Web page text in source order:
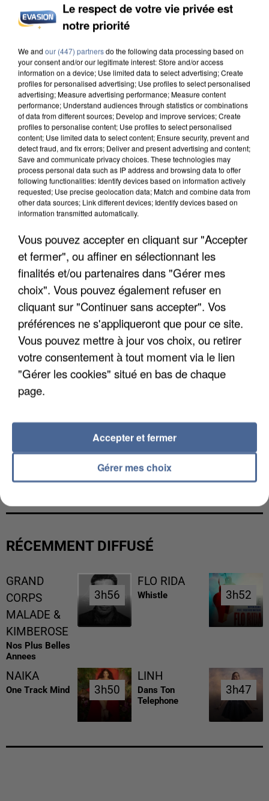
INCENDIES : L’ÎLE-DE-FRANCE LANCE UN ÉLAN
DE SOLIDARITÉ AVEC LES...
APRÈS TOUTES CES CANICULES, LES REFUGES
DE FAUNE SAUVAGE SONT...
L’UN DES FONDATEURS SUPPOSÉS DE LA DZ
MAFIA INTERPELLÉ EN ALGÉRIE
RÉCEMMENT DIFFUSÉ
GRAND
CORPS
MALADE &
KIMBEROSE
Nos Plus Belles
Annees
3h56
3h56
FLO RIDA
Whistle 3h52
3h52
NAIKA
One Track Mind 3h50
3h50
LINH
Dans Ton
Telephone
3h47
3h47
Le respect de votre vie privée est
notre priorité
We and our (447) partnersdo the following data processing based on
your consent and/or our legitimate interest: Store and/or access
information on a device; Use limited data to select advertising; Create
profiles for personalised advertising; Use profiles to select personalised
advertising; Measure advertising performance; Measure content
performance; Understand audiences through statistics or combinations
of data from different sources; Develop and improve services; Create
profiles to personalise content; Use profiles to select personalised
content; Use limited data to select content; Ensure security, prevent and
detect fraud, and fix errors; Deliver and present advertising and content;
Save and communicate privacy choices. These technologies may
process personal data such as IP address and browsing data to offer
following functionalities: Identify devices based on information actively
requested; Use precise geolocation data; Match and combine data from
other data sources; Link different devices; Identify devices based on
information transmitted automatically.
Vous pouvez accepter en cliquant sur "Accepter
et fermer", ou affiner en sélectionnant les
finalités et/ou partenaires dans "Gérer mes
choix". Vous pouvez également refuser en
cliquant sur "Continuer sans accepter". Vos
préférences ne s'appliqueront que pour ce site.
Vous pouvez mettre à jour vos choix, ou retirer
votre consentement à tout moment via le lien
"Gérer les cookies" situé en bas de chaque
page.
Gérer mes choix
Accepter et fermer